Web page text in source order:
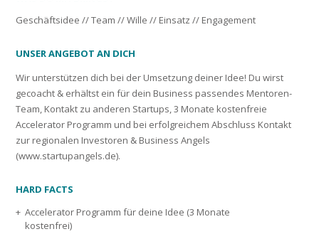
Geschäftsidee // Team // Wille // Einsatz // Engagement
UNSER ANGEBOT AN DICH
Wir unterstützen dich bei der Umsetzung deiner Idee! Du wirst
gecoacht & erhältst ein für dein Business passendes Mentoren-
Team, Kontakt zu anderen Startups, 3 Monate kostenfreie
Accelerator Programm und bei erfolgreichem Abschluss Kontakt
zur regionalen Investoren & Business Angels
(www.startupangels.de).
HARD FACTS
Accelerator Programm für deine Idee (3 Monate
kostenfrei)